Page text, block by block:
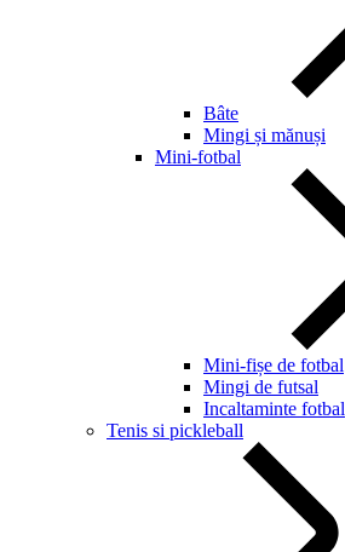
Bâte
Mingi și mănuși
Mini-fotbal
Mini-fișe de fotbal
Mingi de futsal
Incaltaminte fotbal
Tenis si pickleball